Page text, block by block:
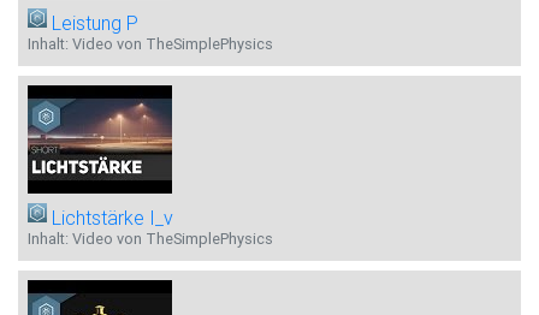
Leistung P
Inhalt: Video von TheSimplePhysics
Lichtstärke I_v
Inhalt: Video von TheSimplePhysics